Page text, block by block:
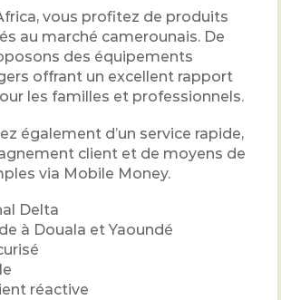
vous profitez de produits
au marché camerounais. De
des équipements
offrant un excellent rapport
les familles et professionnels.
également d’un service rapide,
client et de moyens de
via Mobile Money.
Delta
à Douala et Yaoundé
réactive